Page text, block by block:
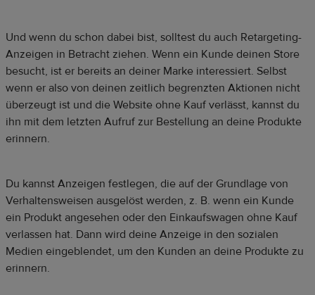
Und wenn du schon dabei bist, solltest du auch Retargeting-
Anzeigen in Betracht ziehen. Wenn ein Kunde deinen Store
besucht, ist er bereits an deiner Marke interessiert. Selbst
wenn er also von deinen zeitlich begrenzten Aktionen nicht
überzeugt ist und die Website ohne Kauf verlässt, kannst du
ihn mit dem letzten Aufruf zur Bestellung an deine Produkte
erinnern.
Du kannst Anzeigen festlegen, die auf der Grundlage von
Verhaltensweisen ausgelöst werden, z. B. wenn ein Kunde
ein Produkt angesehen oder den Einkaufswagen ohne Kauf
verlassen hat. Dann wird deine Anzeige in den sozialen
Medien eingeblendet, um den Kunden an deine Produkte zu
erinnern.